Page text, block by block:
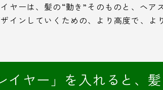
ヤーは、髪の“動き”そのものと、ヘア
インしていくための、より高度で、よ
イヤー」を入れると、